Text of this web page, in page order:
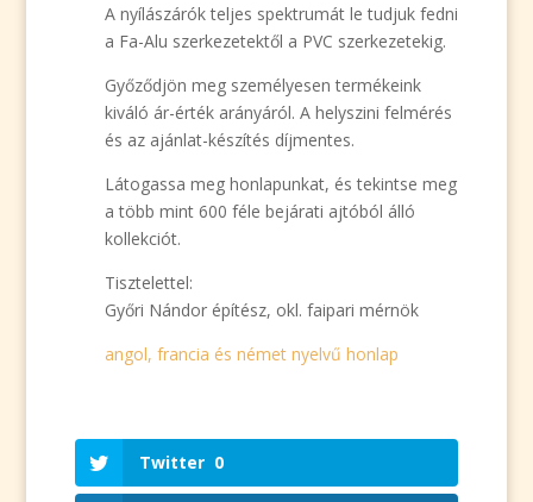
A nyílászárók teljes spektrumát le tudjuk fedni
a Fa-Alu szerkezetektől a PVC szerkezetekig.
Győződjön meg személyesen termékeink
kiváló ár-érték arányáról. A helyszini felmérés
és az ajánlat-készítés díjmentes.
Látogassa meg honlapunkat, és tekintse meg
a több mint 600 féle bejárati ajtóból álló
kollekciót.
Tisztelettel:
Győri Nándor építész, okl. faipari mérnök
angol, francia és német nyelvű honlap
Twitter 0